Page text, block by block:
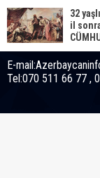
32
il
E-
Tel:070 511 66 77 ,